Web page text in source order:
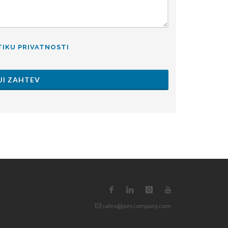
PRIVATNOSTI
ZAHTEV
sales@jaescompany.com